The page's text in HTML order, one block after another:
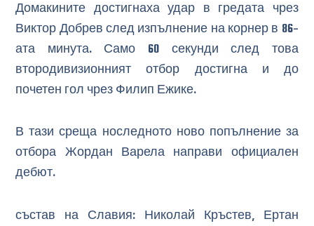
Домакините достигнаха удар в гредата чрез
Виктор Добрев след изпълнение на корнер в 86-
ата минута. Само 60 секунди след това
втородивизионният отбор достигна и до
почетен гол чрез Филип Ежике.
В тази среща носледното ново попълнение за
отбора Жордан Варела направи официален
дебют.
състав на Славия: Николай Кръстев, Ертан